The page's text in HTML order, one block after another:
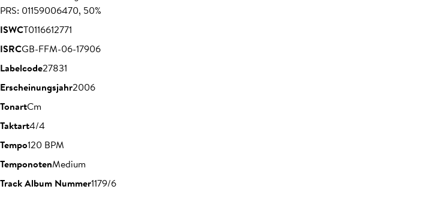
PRS: 01159006470, 50%
ISWCT0116612771
ISRCGB-FFM-06-17906
Labelcode27831
Erscheinungsjahr2006
TonartCm
Taktart4/4
Tempo120 BPM
TemponotenMedium
Track Album Nummer1179/6